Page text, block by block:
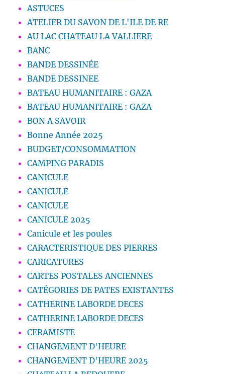
ASTUCES
ATELIER DU SAVON DE L'ILE DE RE
AU LAC CHATEAU LA VALLIERE
BANC
BANDE DESSINÉE
BANDE DESSINEE
BATEAU HUMANITAIRE : GAZA
BATEAU HUMANITAIRE : GAZA
BON A SAVOIR
Bonne Année 2025
BUDGET/CONSOMMATION
CAMPING PARADIS
CANICULE
CANICULE
CANICULE
CANICULE 2025
Canicule et les poules
CARACTERISTIQUE DES PIERRES
CARICATURES
CARTES POSTALES ANCIENNES
CATÉGORIES DE PATES EXISTANTES
CATHERINE LABORDE DECES
CATHERINE LABORDE DECES
CERAMISTE
CHANGEMENT D'HEURE
CHANGEMENT D'HEURE 2025